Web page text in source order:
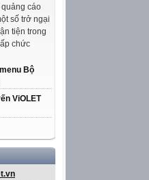
cáo
số trở ngại
tiện trong
chức
Bộ
ViOLET